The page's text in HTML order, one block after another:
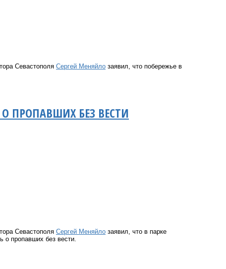
Севастополя Сергей Меняйло заявил, что побережье в
ПРОПАВШИХ БЕЗ ВЕСТИ
Севастополя Сергей Меняйло заявил, что в парке
о пропавших без вести.